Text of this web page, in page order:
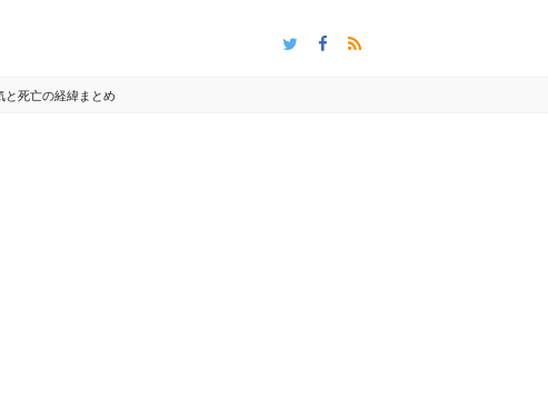
と死亡の経緯まとめ